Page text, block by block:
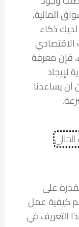
المالية،
لديك ذكاء
فإن معرفة
لإيجاد
أن يساعدنا
على
كيفية عمل
التعريف في